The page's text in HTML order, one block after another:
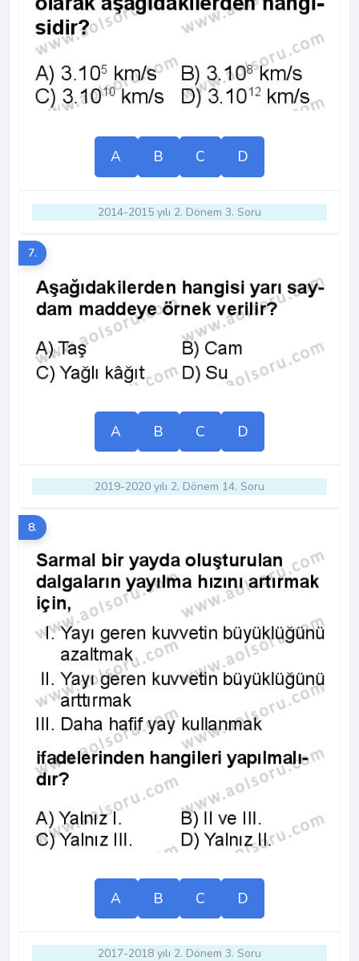
A B C D
2014-2015 yılı 2. Dönem 3. Soru
7.
A B C D
2019-2020 yılı 2. Dönem 14. Soru
8.
A B C D
2017-2018 yılı 2. Dönem 3. Soru